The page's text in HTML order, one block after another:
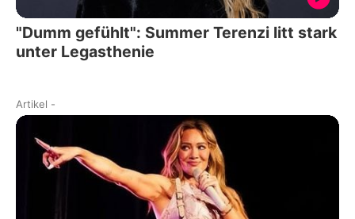
"Dumm gefühlt": Summer Terenzi litt stark
unter Legasthenie
Artikel -